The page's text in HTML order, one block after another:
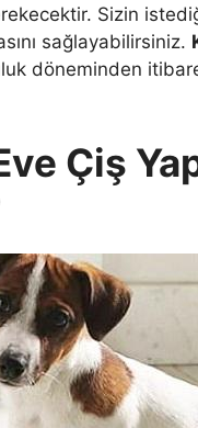
Sizin
sağlayabilirsiniz.
döneminden
Çiş